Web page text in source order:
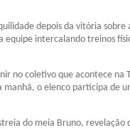
depois da vitória
equipe intercalando treinos
no coletivo que acontece na
manhã, o elenco participa de
do meia Bruno, revelação